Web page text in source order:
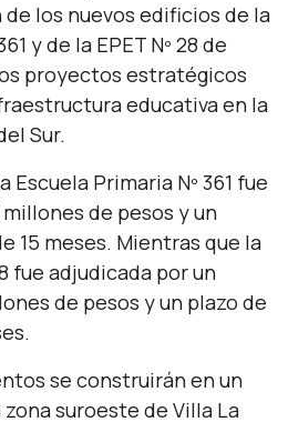
los nuevos edificios de la
y de la EPET Nº 28 de
proyectos estratégicos
educativa en la
Sur.
Primaria Nº 361 fue
de pesos y un
15 meses. Mientras que la
fue adjudicada por un
de pesos y un plazo de
se construirán en un
suroeste de Villa La